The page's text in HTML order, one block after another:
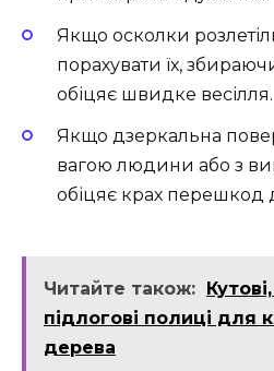
Якщо осколки
порахувати їх,
обіцяє швидке весілля.
Якщо дзеркальна
вагою людини або з
обіцяє крах перешкод
Читайте також:
підлогові полиці для
дерева